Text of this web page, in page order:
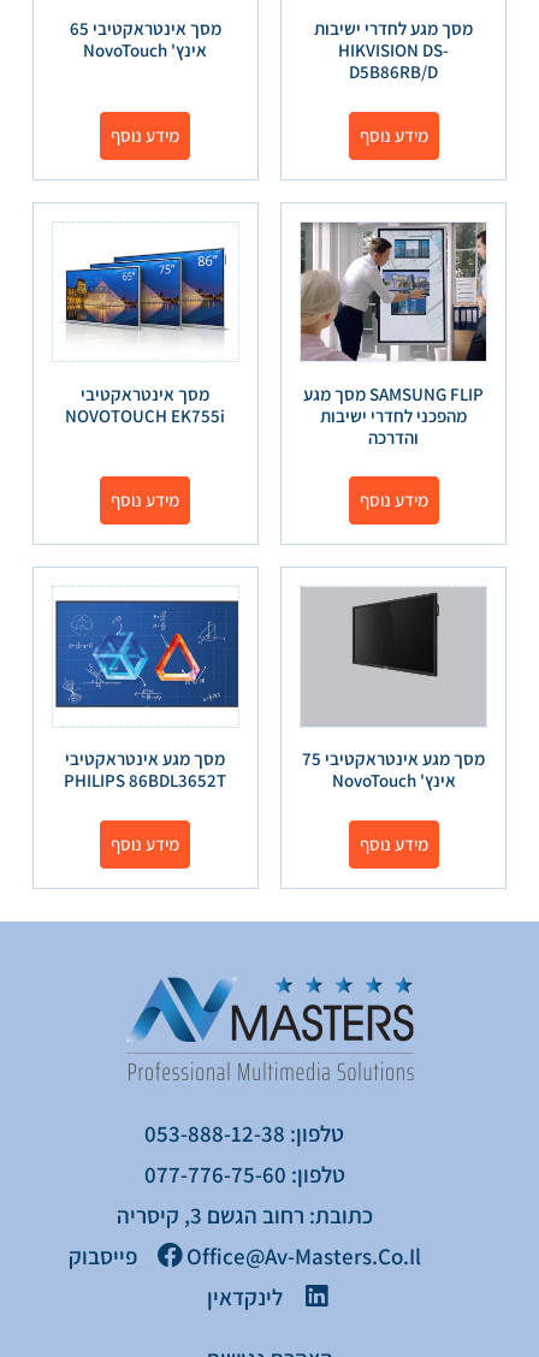
מסך מגע לחדרי ישיבות
HIKVISION DS-
D5B86RB/D
מידע נוסף
מסך אינטראקטיבי 65
אינץ' NovoTouch
מידע נוסף
SAMSUNG FLIP מסך מגע
מהפכני לחדרי ישיבות
והדרכה
מידע נוסף
מסך אינטראקטיבי
NOVOTOUCH EK755i
מידע נוסף
מסך מגע אינטראקטיבי 75
אינץ' NovoTouch
מידע נוסף
מסך מגע אינטראקטיבי
PHILIPS 86BDL3652T
מידע נוסף
טלפון: 053-888-12-38
טלפון: 077-776-75-60
כתובת: רחוב הגשם 3, קיסריה
Office@av-Masters.co.il
פייסבוק
לינקדאין